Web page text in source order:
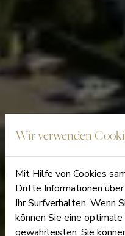
Wir verwenden
Mit Hilfe von Cookies
Dritte Informationen
Ihr Surfverhalten. Wenn
können Sie eine
gewährleisten. Sie